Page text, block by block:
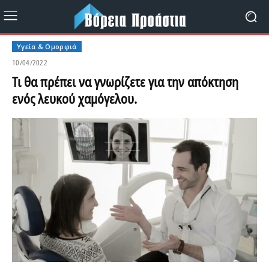
Υγεία & Ομορφιά
10/04/2022
Τι θα πρέπει να γνωρίζετε για την απόκτηση
ενός λευκού χαμόγελου.